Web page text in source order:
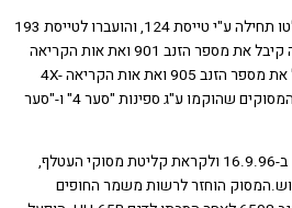
המסוקים הגיעו במאי 1992, נקלטו תחילה ע"י טייסת 124, והועברו לטייסת 193
שהוקמה בסיס רמת דוד.מסוק זה קיבל את מספר הזנב 901 ואת אות הקריאה
4X-FJA ואילו המסוק השני קיבל את מספר הזנב 905 ואת אות הקריאה 4X-
FJB.שניהם הופעלו מעל מנחתי המסוקים שהוקמו ע"ג ספינות "סער 4" ו-"סער
לאחר התרסקותו של מסוק 905 ב-16.9.96 ולקראת קליטת מסוקי העטלף,
הוחזר לרשות משמר החופים